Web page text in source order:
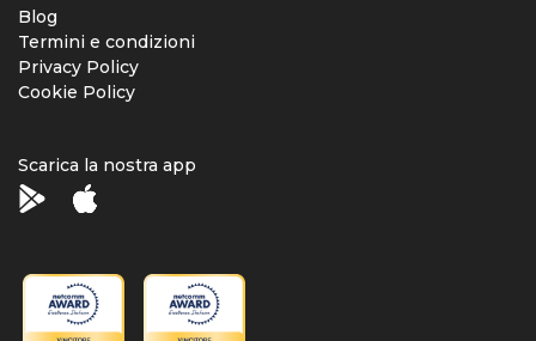
Blog
Termini e condizioni
Privacy Policy
Cookie Policy
Scarica la nostra app